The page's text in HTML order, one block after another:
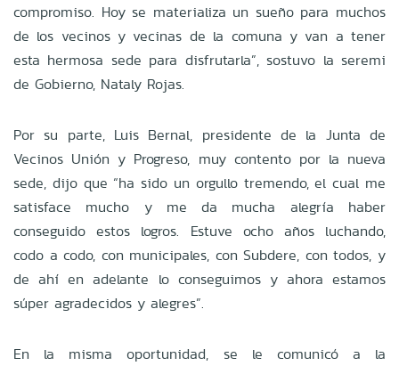
compromiso. Hoy se materializa un sueño para muchos
de los vecinos y vecinas de la comuna y van a tener
esta hermosa sede para disfrutarla”, sostuvo la seremi
de Gobierno, Nataly Rojas.
Por su parte, Luis Bernal, presidente de la Junta de
Vecinos Unión y Progreso, muy contento por la nueva
sede, dijo que “ha sido un orgullo tremendo, el cual me
satisface mucho y me da mucha alegría haber
conseguido estos logros. Estuve ocho años luchando,
codo a codo, con municipales, con Subdere, con todos, y
de ahí en adelante lo conseguimos y ahora estamos
súper agradecidos y alegres”.
En la misma oportunidad, se le comunicó a la